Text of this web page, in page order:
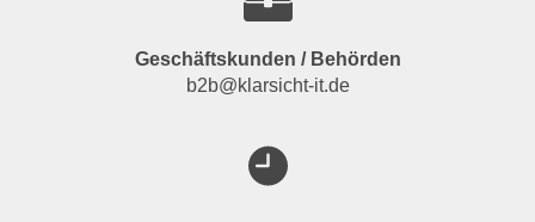
Geschäftskunden / Behörden
b2b@klarsicht-it.de